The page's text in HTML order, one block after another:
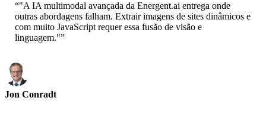
“"A IA multimodal avançada da Energent.ai entrega onde
outras abordagens falham. Extrair imagens de sites dinâmicos e
com muito JavaScript requer essa fusão de visão e
linguagem."”
Jon Conradt